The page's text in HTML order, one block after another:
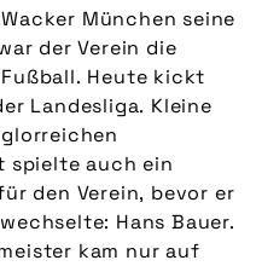
München seine
der Verein die
Heute kickt
Landesliga. Kleine
spielte auch ein
den Verein, bevor er
Hans Bauer.
kam nur auf